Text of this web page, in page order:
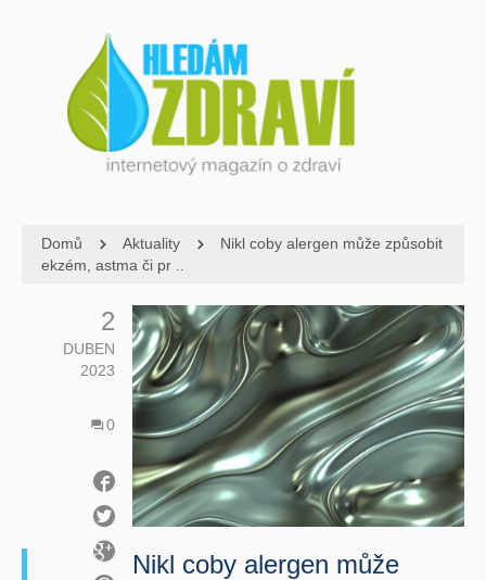
Domů Aktuality
Nikl coby alergen může způsobit
ekzém, astma či pr ..
2
DUBEN
2023
0
Nikl coby alergen může